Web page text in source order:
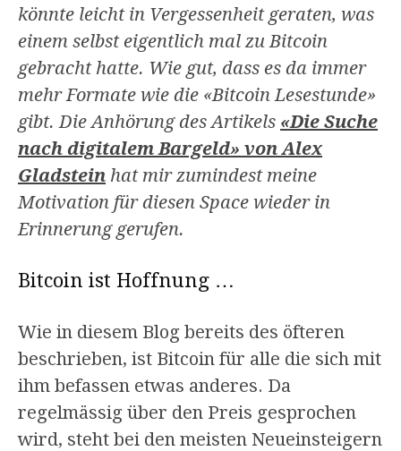
könnte leicht in Vergessenheit geraten, was
einem selbst eigentlich mal zu Bitcoin
gebracht hatte. Wie gut, dass es da immer
mehr Formate wie die «Bitcoin Lesestunde»
gibt. Die Anhörung des Artikels «Die Suche
nach digitalem Bargeld» von Alex
Gladstein hat mir zumindest meine
Motivation für diesen Space wieder in
Erinnerung gerufen.
Bitcoin ist Hoffnung …
Wie in diesem Blog bereits des öfteren
beschrieben, ist Bitcoin für alle die sich mit
ihm befassen etwas anderes. Da
regelmässig über den Preis gesprochen
wird, steht bei den meisten Neueinsteigern